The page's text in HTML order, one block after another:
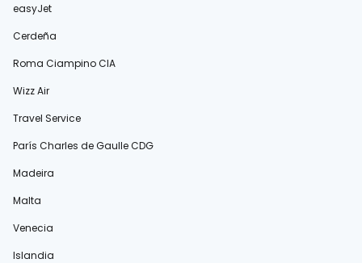
easyJet
Cerdeña
Roma Ciampino CIA
Wizz Air
Travel Service
París Charles de Gaulle CDG
Madeira
Malta
Venecia
Islandia